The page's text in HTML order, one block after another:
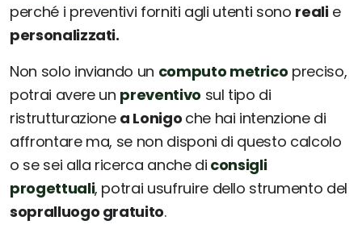
perché i preventivi forniti agli utenti sono realie
personalizzati.
Non solo inviando un computo metrico preciso,
potrai avere un preventivo sul tipo di
ristrutturazione a Lonigo che hai intenzione di
affrontare ma, se non disponi di questo calcolo
o se sei alla ricerca anche di consigli
progettuali, potrai usufruire dello strumento del
sopralluogo gratuito.